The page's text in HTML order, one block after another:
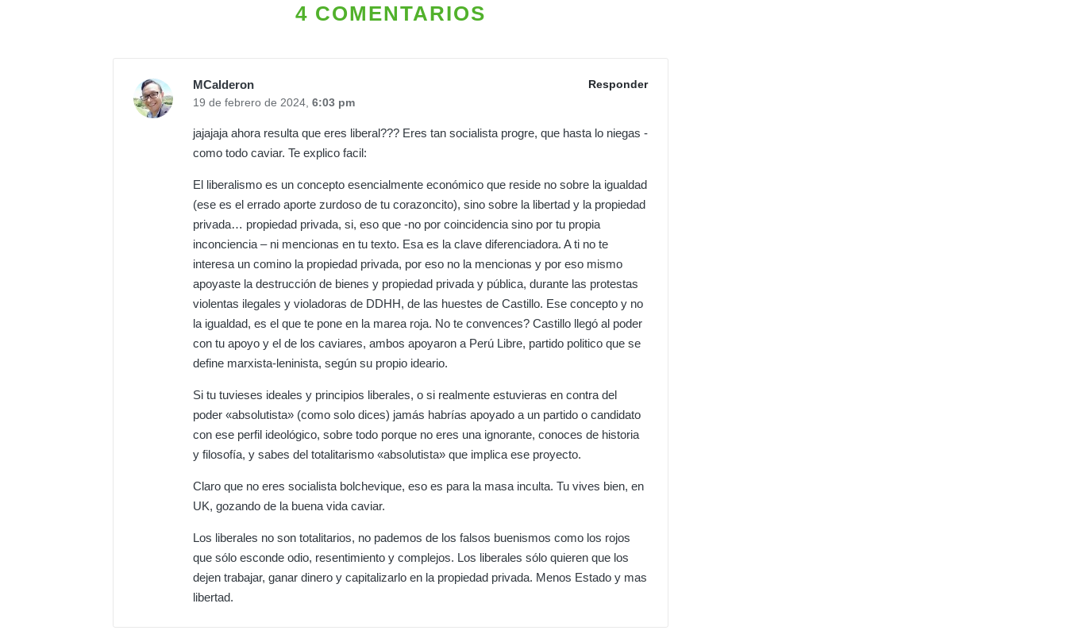
4 COMENTARIOS
MCalderon
Responder
19 de febrero de 2024, 6:03 pm
jajajaja ahora resulta que eres liberal??? Eres tan socialista progre, que hasta lo niegas -
como todo caviar. Te explico facil:
El liberalismo es un concepto esencialmente económico que reside no sobre la igualdad
(ese es el errado aporte zurdoso de tu corazoncito), sino sobre la libertad y la propiedad
privada… propiedad privada, si, eso que -no por coincidencia sino por tu propia
inconciencia – ni mencionas en tu texto. Esa es la clave diferenciadora. A ti no te
interesa un comino la propiedad privada, por eso no la mencionas y por eso mismo
apoyaste la destrucción de bienes y propiedad privada y pública, durante las protestas
violentas ilegales y violadoras de DDHH, de las huestes de Castillo. Ese concepto y no
la igualdad, es el que te pone en la marea roja. No te convences? Castillo llegó al poder
con tu apoyo y el de los caviares, ambos apoyaron a Perú Libre, partido politico que se
define marxista-leninista, según su propio ideario.
Si tu tuvieses ideales y principios liberales, o si realmente estuvieras en contra del
poder «absolutista» (como solo dices) jamás habrías apoyado a un partido o candidato
con ese perfil ideológico, sobre todo porque no eres una ignorante, conoces de historia
y filosofía, y sabes del totalitarismo «absolutista» que implica ese proyecto.
Claro que no eres socialista bolchevique, eso es para la masa inculta. Tu vives bien, en
UK, gozando de la buena vida caviar.
Los liberales no son totalitarios, no pademos de los falsos buenismos como los rojos
que sólo esconde odio, resentimiento y complejos. Los liberales sólo quieren que los
dejen trabajar, ganar dinero y capitalizarlo en la propiedad privada. Menos Estado y mas
libertad.